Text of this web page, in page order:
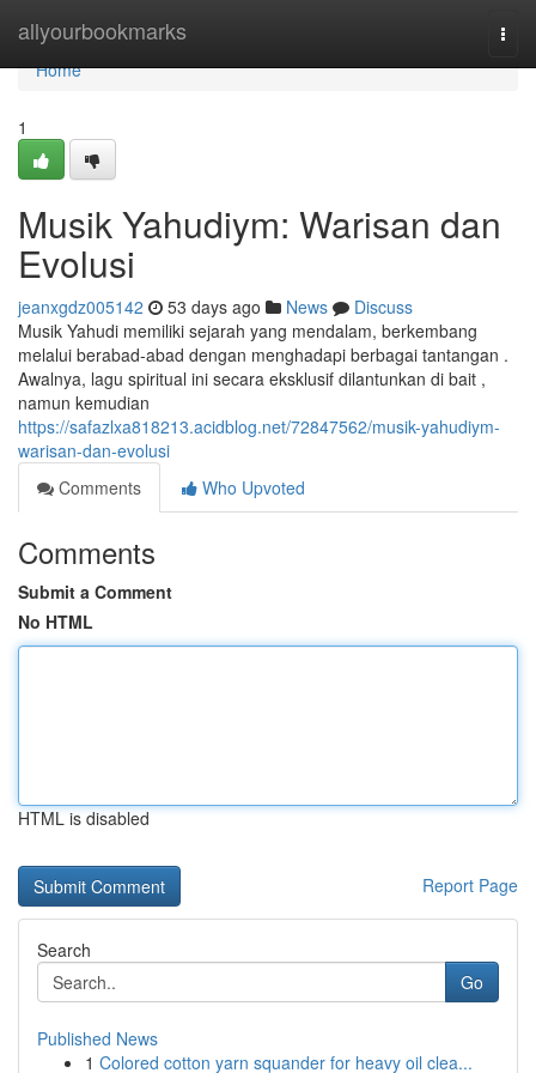
allyourbookmarks
Home
Home
1
Musik Yahudiym: Warisan dan
Evolusi
jeanxgdz005142 53 days ago News
Discuss
Musik Yahudi memiliki sejarah yang mendalam, berkembang
melalui berabad-abad dengan menghadapi berbagai tantangan .
Awalnya, lagu spiritual ini secara eksklusif dilantunkan di bait ,
namun kemudian
https://safazlxa818213.acidblog.net/72847562/musik-yahudiym-
warisan-dan-evolusi
Comments
Who Upvoted
Comments
Submit a Comment
No HTML
HTML is disabled
Report Page
Search
Go
Published News
1 Colored cotton yarn squander for heavy oil clea...